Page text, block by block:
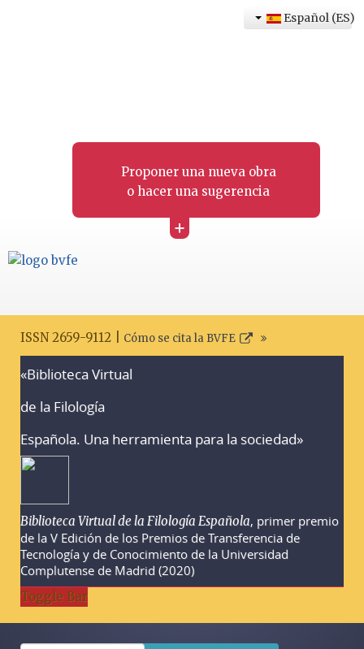
Proponer una nueva obra
o hacer una sugerencia
+
Español (ES)
ISSN 2659-9112 | Cómo se cita la BVFE
«Biblioteca Virtual
de la Filología
Española. Una herramienta para la sociedad»
Biblioteca Virtual de la Filología Española, primer premio
de la V Edición de los Premios de Transferencia de
Tecnología y de Conocimiento de la Universidad
Complutense de Madrid (2020)
Toggle Bar